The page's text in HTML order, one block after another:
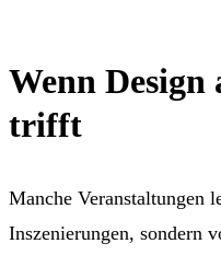
Wenn Design
trifft
Manche Veranstaltungen
Inszenierungen, sondern